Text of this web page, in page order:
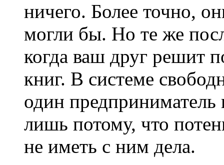
ничего. Более точно,
могли бы. Но те же
когда ваш друг решит
книг. В системе
один предприниматель
лишь потому, что
не иметь с ним дела.